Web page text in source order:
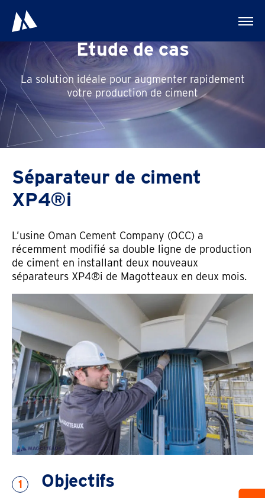
Étude de cas
La solution idéale pour augmenter rapidement
votre production de ciment
Séparateur de ciment
XP4®i
L’usine Oman Cement Company (OCC) a
récemment modifié sa double ligne de production
de ciment en installant deux nouveaux
séparateurs XP4®i de Magotteaux en deux mois.
1 Objectifs
Prénom
Nom de famille
Entreprise
Email address
Pays